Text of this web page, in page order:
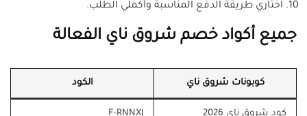
اختاري طريقة الدفع المناسبة وأكملي الطلب.
جميع أكواد خصم شروق ناي الفعالة
كوبونات شروق ناي الكود
كود شروق ناي 2026 F-RNNXJ